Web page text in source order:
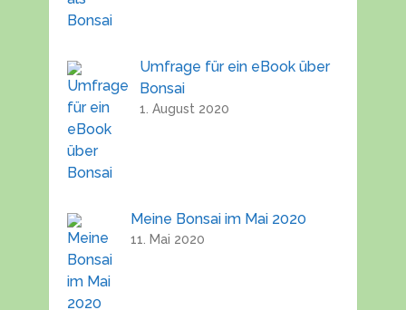
Umfrage für ein eBook über
Bonsai
1. August 2020
Meine Bonsai im Mai 2020
11. Mai 2020